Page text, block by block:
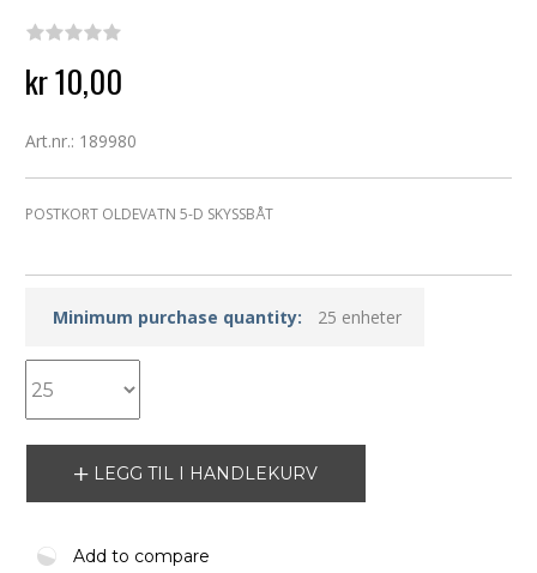
kr 10,00
Art.nr.: 189980
POSTKORT OLDEVATN 5-D SKYSSBÅT
Minimum purchase quantity: 25 enheter
LEGG TIL I HANDLEKURV
Add to compare